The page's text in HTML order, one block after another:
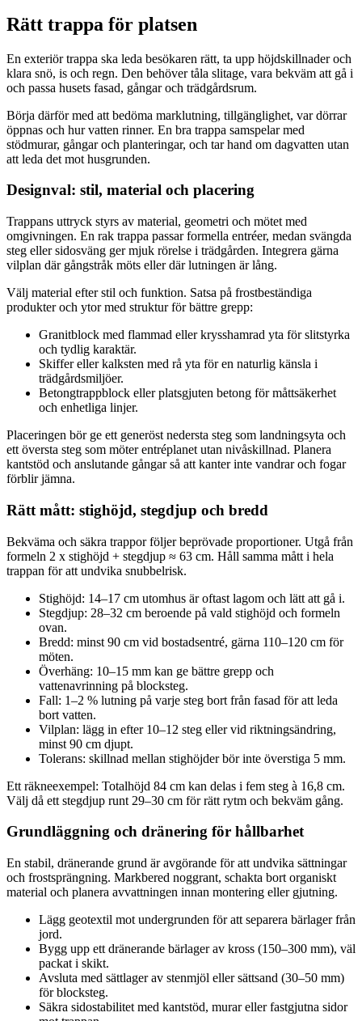
Rätt trappa för platsen
En exteriör trappa ska leda besökaren rätt, ta upp höjdskillnader och
klara snö, is och regn. Den behöver tåla slitage, vara bekväm att gå i
och passa husets fasad, gångar och trädgårdsrum.
Börja därför med att bedöma marklutning, tillgänglighet, var dörrar
öppnas och hur vatten rinner. En bra trappa samspelar med
stödmurar, gångar och planteringar, och tar hand om dagvatten utan
att leda det mot husgrunden.
Designval: stil, material och placering
Trappans uttryck styrs av material, geometri och mötet med
omgivningen. En rak trappa passar formella entréer, medan svängda
steg eller sidosväng ger mjuk rörelse i trädgården. Integrera gärna
vilplan där gångstråk möts eller där lutningen är lång.
Välj material efter stil och funktion. Satsa på frostbeständiga
produkter och ytor med struktur för bättre grepp:
Granitblock med flammad eller krysshamrad yta för slitstyrka
och tydlig karaktär.
Skiffer eller kalksten med rå yta för en naturlig känsla i
trädgårdsmiljöer.
Betongtrappblock eller platsgjuten betong för måttsäkerhet
och enhetliga linjer.
Placeringen bör ge ett generöst nedersta steg som landningsyta och
ett översta steg som möter entréplanet utan nivåskillnad. Planera
kantstöd och anslutande gångar så att kanter inte vandrar och fogar
förblir jämna.
Rätt mått: stighöjd, stegdjup och bredd
Bekväma och säkra trappor följer beprövade proportioner. Utgå från
formeln 2 x stighöjd + stegdjup ≈ 63 cm. Håll samma mått i hela
trappan för att undvika snubbelrisk.
Stighöjd: 14–17 cm utomhus är oftast lagom och lätt att gå i.
Stegdjup: 28–32 cm beroende på vald stighöjd och formeln
ovan.
Bredd: minst 90 cm vid bostadsentré, gärna 110–120 cm för
möten.
Överhäng: 10–15 mm kan ge bättre grepp och
vattenavrinning på blocksteg.
Fall: 1–2 % lutning på varje steg bort från fasad för att leda
bort vatten.
Vilplan: lägg in efter 10–12 steg eller vid riktningsändring,
minst 90 cm djupt.
Tolerans: skillnad mellan stighöjder bör inte överstiga 5 mm.
Ett räkneexempel: Totalhöjd 84 cm kan delas i fem steg à 16,8 cm.
Välj då ett stegdjup runt 29–30 cm för rätt rytm och bekväm gång.
Grundläggning och dränering för hållbarhet
En stabil, dränerande grund är avgörande för att undvika sättningar
och frostsprängning. Markbered noggrant, schakta bort organiskt
material och planera avvattningen innan montering eller gjutning.
Lägg geotextil mot undergrunden för att separera bärlager från
jord.
Bygg upp ett dränerande bärlager av kross (150–300 mm), väl
packat i skikt.
Avsluta med sättlager av stenmjöl eller sättsand (30–50 mm)
för blocksteg.
Säkra sidostabilitet med kantstöd, murar eller fastgjutna sidor